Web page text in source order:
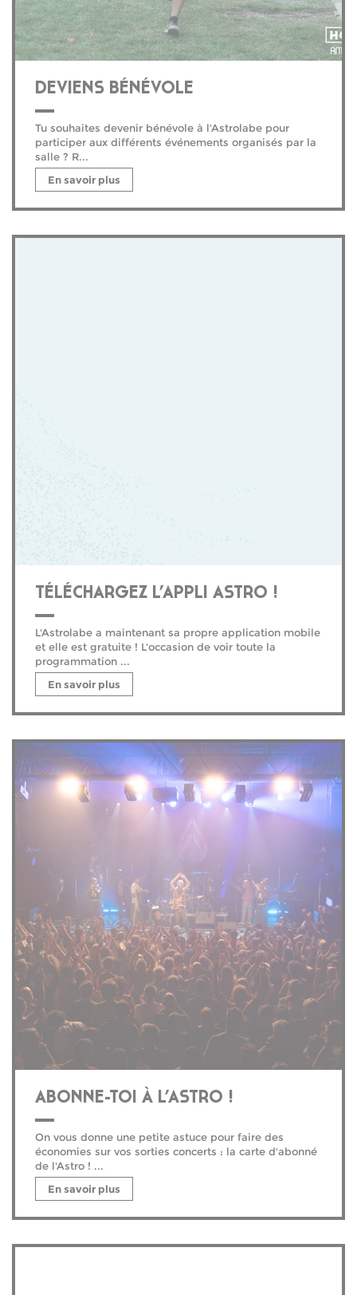
DEVIENS BÉNÉVOLE
Tu souhaites devenir bénévole à l'Astrolabe pour
participer aux différents événements organisés par la
salle ? R...
En savoir plus
TÉLÉCHARGEZ L’APPLI ASTRO !
L'Astrolabe a maintenant sa propre application mobile
et elle est gratuite ! L'occasion de voir toute la
programmation ...
En savoir plus
ABONNE-TOI À L’ASTRO !
On vous donne une petite astuce pour faire des
économies sur vos sorties concerts : la carte d'abonné
de l'Astro ! ...
En savoir plus